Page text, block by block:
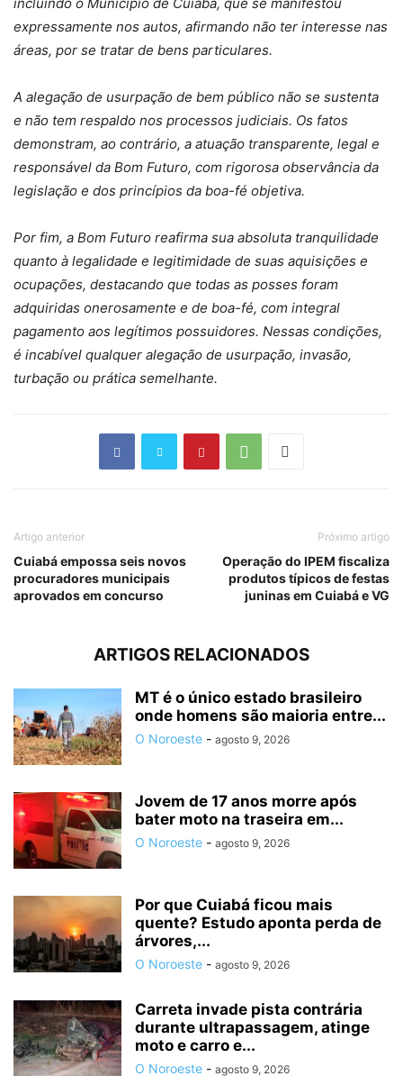
expressamente nos autos, afirmando não ter interesse nas
áreas, por se tratar de bens particulares.
A alegação de usurpação de bem público não se sustenta
e não tem respaldo nos processos judiciais. Os fatos
demonstram, ao contrário, a atuação transparente, legal e
responsável da Bom Futuro, com rigorosa observância da
legislação e dos princípios da boa-fé objetiva.
Por fim, a Bom Futuro reafirma sua absoluta tranquilidade
quanto à legalidade e legitimidade de suas aquisições e
ocupações, destacando que todas as posses foram
adquiridas onerosamente e de boa-fé, com integral
pagamento aos legítimos possuidores. Nessas condições,
é incabível qualquer alegação de usurpação, invasão,
turbação ou prática semelhante.
Artigo anterior
Cuiabá empossa seis novos
procuradores municipais
aprovados em concurso
Próximo artigo
Operação do IPEM fiscaliza
produtos típicos de festas
juninas em Cuiabá e VG
ARTIGOS RELACIONADOS
MT é o único estado brasileiro
onde homens são maioria entre...
O Noroeste - agosto 9, 2026
Jovem de 17 anos morre após
bater moto na traseira em...
O Noroeste - agosto 9, 2026
Por que Cuiabá ficou mais
quente? Estudo aponta perda de
árvores,...
O Noroeste - agosto 9, 2026
Carreta invade pista contrária
durante ultrapassagem, atinge
moto e carro e...
O Noroeste - agosto 9, 2026